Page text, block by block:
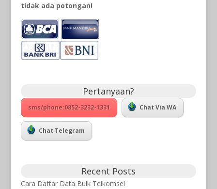
tidak ada potongan!
Pertanyaan?
sms/phone:0852-3232-1331 Chat Via WA
Chat Telegram
Recent Posts
Cara Daftar Data Bulk Telkomsel